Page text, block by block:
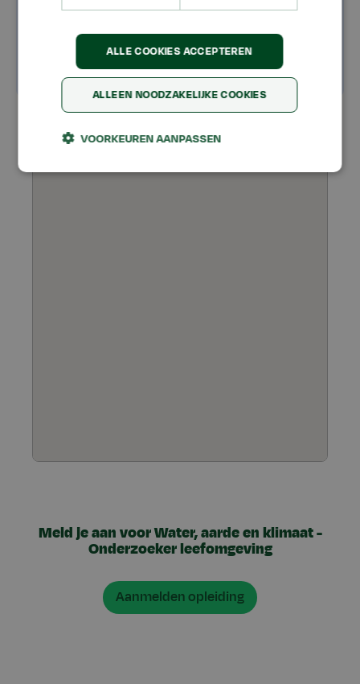
Leeuwarden
Meld je aan voor Water, aarde en klimaat -
Onderzoeker leefomgeving
Aanmelden opleiding
ALLE COOKIES ACCEPTEREN
ALLEEN NOODZAKELIJKE COOKIES
VOORKEUREN AANPASSEN